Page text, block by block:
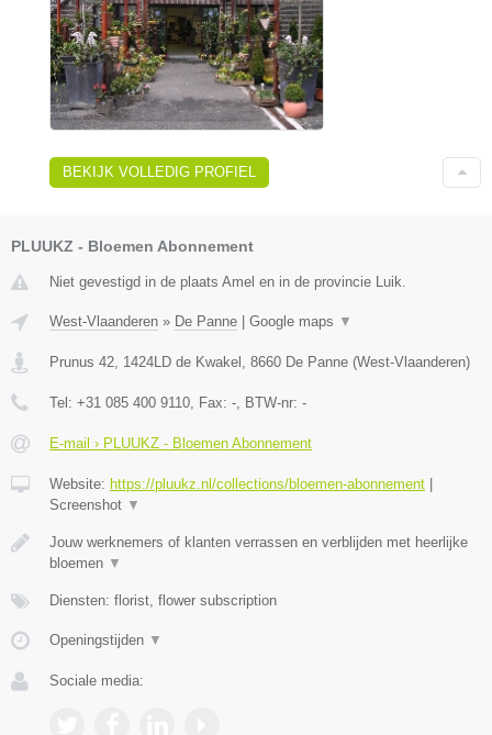
BEKIJK VOLLEDIG PROFIEL
PLUUKZ - Bloemen Abonnement
Niet gevestigd in de plaats Amel en in de provincie Luik.
West-Vlaanderen » De Panne Google maps ▼
Prunus 42, 1424LD de Kwakel , 8660 De Panne (West-Vlaanderen)
Tel: +31 085 400 9110, Fax: -, BTW-nr: -
E-mail › PLUUKZ - Bloemen Abonnement
Website: https://pluukz.nl/collections/bloemen-abonnement
Screenshot ▼
Jouw werknemers of klanten verrassen en verblijden met heerlijke
bloemen ▼
Diensten: florist, flower subscription
Openingstijden ▼
Sociale media: